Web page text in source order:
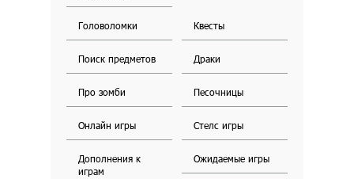
Головоломки Квесты
Поиск предметов Драки
Про зомби Песочницы
Онлайн игры Стелс игры
Дополнения к
играм
Ожидаемые игры